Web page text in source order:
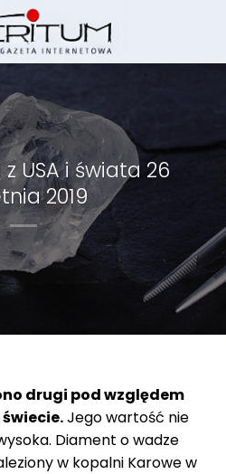
USA i świata 26
2019
drugi pod względem
Jego wartość nie
Diament o wadze
w kopalni Karowe w